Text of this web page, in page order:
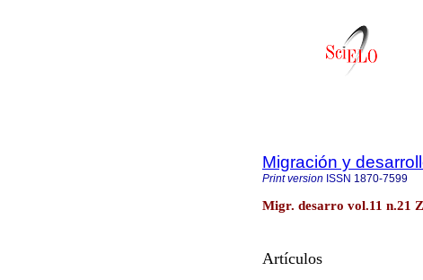
Migración y
Print version ISSN 1870-7599
Migr. desarro vol.11 n.21
Artículos